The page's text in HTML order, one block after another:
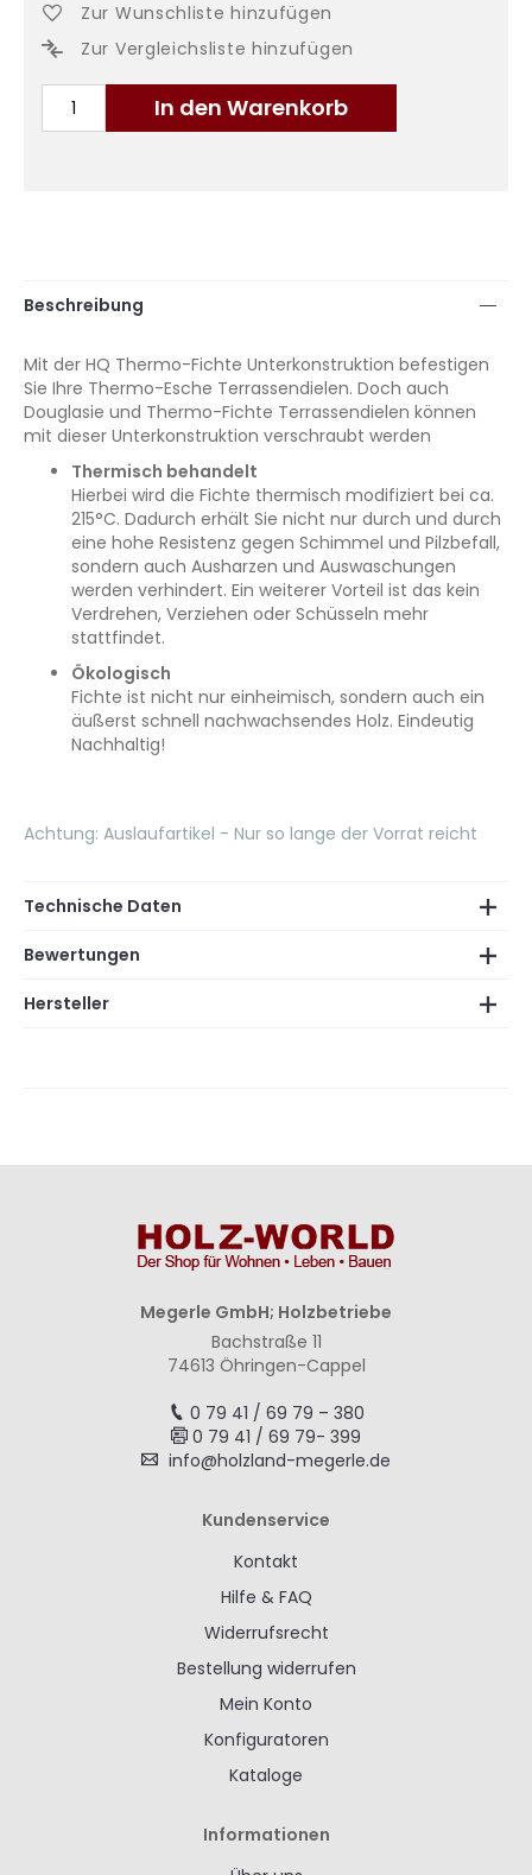
In den Warenkorb
Zur Wunschliste hinzufügen
Zur Vergleichsliste hinzufügen
Beschreibung
Mit der HQ Thermo-Fichte Unterkonstruktion befestigen
Sie Ihre Thermo-Esche Terrassendielen. Doch auch
Douglasie und Thermo-Fichte Terrassendielen können
mit dieser Unterkonstruktion verschraubt werden
Thermisch behandelt
Hierbei wird die Fichte thermisch modifiziert bei ca.
215°C. Dadurch erhält Sie nicht nur durch und durch
eine hohe Resistenz gegen Schimmel und Pilzbefall,
sondern auch Ausharzen und Auswaschungen
werden verhindert. Ein weiterer Vorteil ist das kein
Verdrehen, Verziehen oder Schüsseln mehr
stattfindet.
Ökologisch
Fichte ist nicht nur einheimisch, sondern auch ein
äußerst schnell nachwachsendes Holz. Eindeutig
Nachhaltig!
Achtung: Auslaufartikel - Nur so lange der Vorrat reicht
Technische Daten
Bewertungen
Hersteller
Megerle GmbH; Holzbetriebe
Bachstraße 11
74613 Öhringen-Cappel
0 79 41 / 69 79 – 380
0 79 41 / 69 79- 399
info@holzland-megerle.de
Kundenservice
Kontakt
Hilfe & FAQ
Widerrufsrecht
Bestellung widerrufen
Mein Konto
Konfiguratoren
Kataloge
Informationen